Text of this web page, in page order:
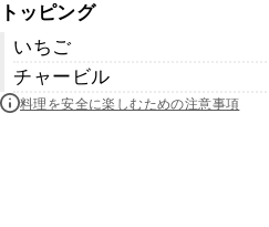
トッピング
いちご
チャービル
料理を安全に楽しむための注意事項